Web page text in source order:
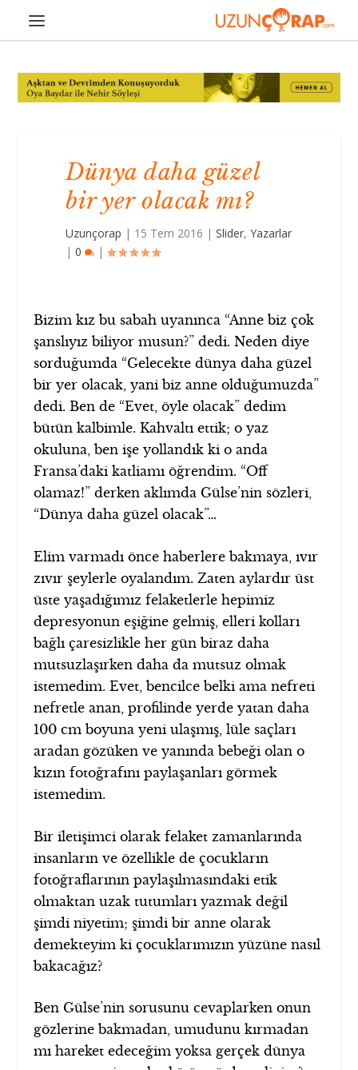
Dünya daha güzel
bir yer olacak mı?
Uzunçorap | 15 Tem 2016 |Slider,Yazarlar
|0 |
Bizim kız bu sabah uyanınca “Anne biz çok
şanslıyız biliyor musun?” dedi. Neden diye
sorduğumda “Gelecekte dünya daha güzel
bir yer olacak, yani biz anne olduğumuzda”
dedi. Ben de “Evet, öyle olacak” dedim
bütün kalbimle. Kahvaltı ettik; o yaz
okuluna, ben işe yollandık ki o anda
Fransa’daki katliamı öğrendim. “Off
olamaz!” derken aklımda Gülse’nin sözleri,
“Dünya daha güzel olacak”…
Elim varmadı önce haberlere bakmaya, ıvır
zıvır şeylerle oyalandım. Zaten aylardır üst
üste yaşadığımız felaketlerle hepimiz
depresyonun eşiğine gelmiş, elleri kolları
bağlı çaresizlikle her gün biraz daha
mutsuzlaşırken daha da mutsuz olmak
istemedim. Evet, bencilce belki ama nefreti
nefretle anan, profilinde yerde yatan daha
100 cm boyuna yeni ulaşmış, lüle saçları
aradan gözüken ve yanında bebeği olan o
kızın fotoğrafını paylaşanları görmek
istemedim.
Bir iletişimci olarak felaket zamanlarında
insanların ve özellikle de çocukların
fotoğraflarının paylaşılmasındaki etik
olmaktan uzak tutumları yazmak değil
şimdi niyetim; şimdi bir anne olarak
demekteyim ki çocuklarımızın yüzüne nasıl
bakacağız?
Ben Gülse’nin sorusunu cevaplarken onun
gözlerine bakmadan, umudunu kırmadan
mı hareket edeceğim yoksa gerçek dünya